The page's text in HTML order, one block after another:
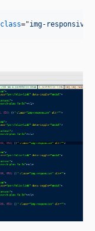
class="img-responsive